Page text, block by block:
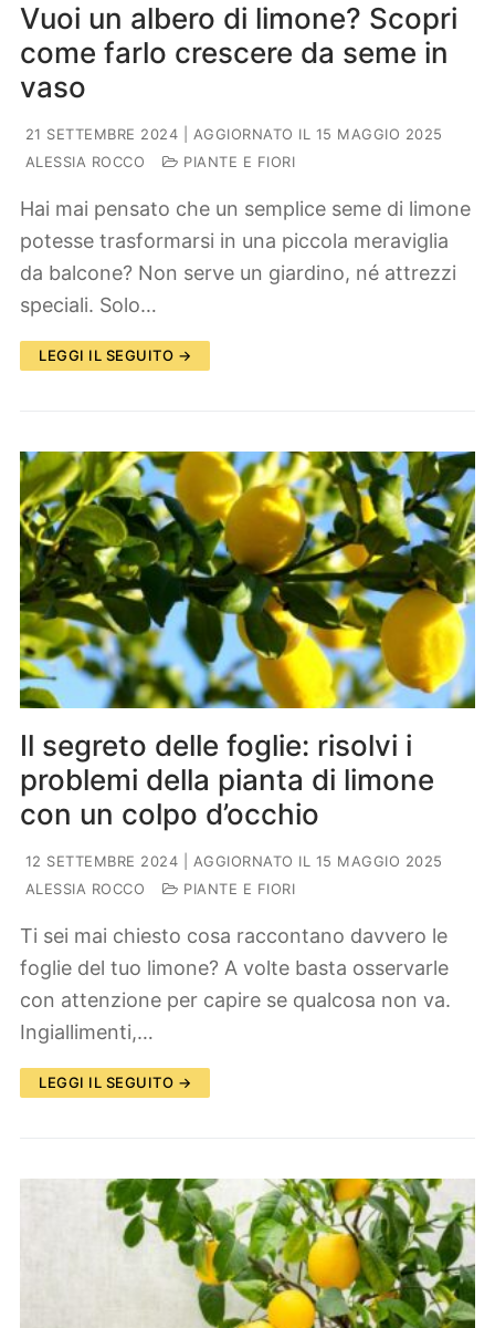
Vuoi un albero di limone? Scopri
come farlo crescere da seme in
vaso
21 SETTEMBRE 2024 | AGGIORNATO IL 15 MAGGIO 2025
ALESSIA ROCCO
PIANTE E FIORI
Hai mai pensato che un semplice seme di limone
potesse trasformarsi in una piccola meraviglia
da balcone? Non serve un giardino, né attrezzi
speciali. Solo…
LEGGI IL SEGUITO →
Il segreto delle foglie: risolvi i
problemi della pianta di limone
con un colpo d’occhio
12 SETTEMBRE 2024 | AGGIORNATO IL 15 MAGGIO 2025
ALESSIA ROCCO
PIANTE E FIORI
Ti sei mai chiesto cosa raccontano davvero le
foglie del tuo limone? A volte basta osservarle
con attenzione per capire se qualcosa non va.
Ingiallimenti,…
LEGGI IL SEGUITO →